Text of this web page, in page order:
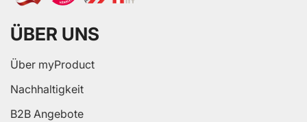
ÜBER UNS
Über myProduct
Nachhaltigkeit
B2B Angebote